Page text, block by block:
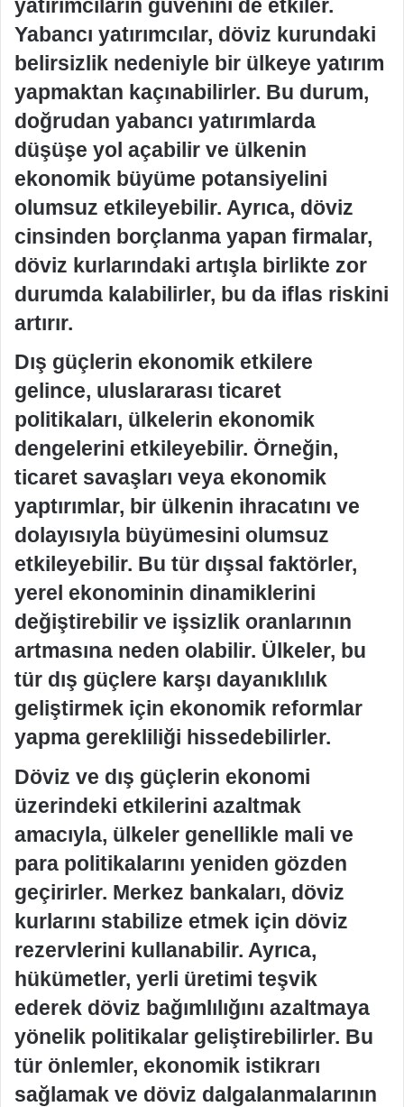
yatırımcıların güvenini de etkiler.
Yabancı yatırımcılar, döviz kurundaki
belirsizlik nedeniyle bir ülkeye yatırım
yapmaktan kaçınabilirler. Bu durum,
doğrudan yabancı yatırımlarda
düşüşe yol açabilir ve ülkenin
ekonomik büyüme potansiyelini
olumsuz etkileyebilir. Ayrıca, döviz
cinsinden borçlanma yapan firmalar,
döviz kurlarındaki artışla birlikte zor
durumda kalabilirler, bu da iflas riskini
artırır.
Dış güçlerin ekonomik etkilere
gelince, uluslararası ticaret
politikaları, ülkelerin ekonomik
dengelerini etkileyebilir. Örneğin,
ticaret savaşları veya ekonomik
yaptırımlar, bir ülkenin ihracatını ve
dolayısıyla büyümesini olumsuz
etkileyebilir. Bu tür dışsal faktörler,
yerel ekonominin dinamiklerini
değiştirebilir ve işsizlik oranlarının
artmasına neden olabilir. Ülkeler, bu
tür dış güçlere karşı dayanıklılık
geliştirmek için ekonomik reformlar
yapma gerekliliği hissedebilirler.
Döviz ve dış güçlerin ekonomi
üzerindeki etkilerini azaltmak
amacıyla, ülkeler genellikle mali ve
para politikalarını yeniden gözden
geçirirler. Merkez bankaları, döviz
kurlarını stabilize etmek için döviz
rezervlerini kullanabilir. Ayrıca,
hükümetler, yerli üretimi teşvik
ederek döviz bağımlılığını azaltmaya
yönelik politikalar geliştirebilirler. Bu
tür önlemler, ekonomik istikrarı
sağlamak ve döviz dalgalanmalarının